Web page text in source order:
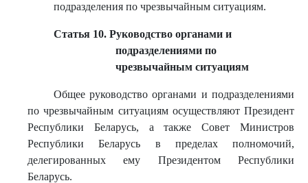
подразделения по чрезвычайным ситуациям.
Статья 10. Руководство органами и
подразделениями по
чрезвычайным ситуациям
Общее руководство органами и подразделениями
по чрезвычайным ситуациям осуществляют Президент
Республики Беларусь, а также Совет Министров
Республики Беларусь в пределах полномочий,
делегированных ему Президентом Республики
Беларусь.